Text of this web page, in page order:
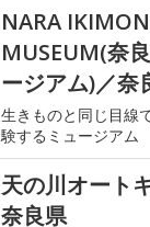
NARA
MUSEUM(奈
ージアム)／奈
生きものと同じ目線
験するミュージアム
天の川オート
奈良県